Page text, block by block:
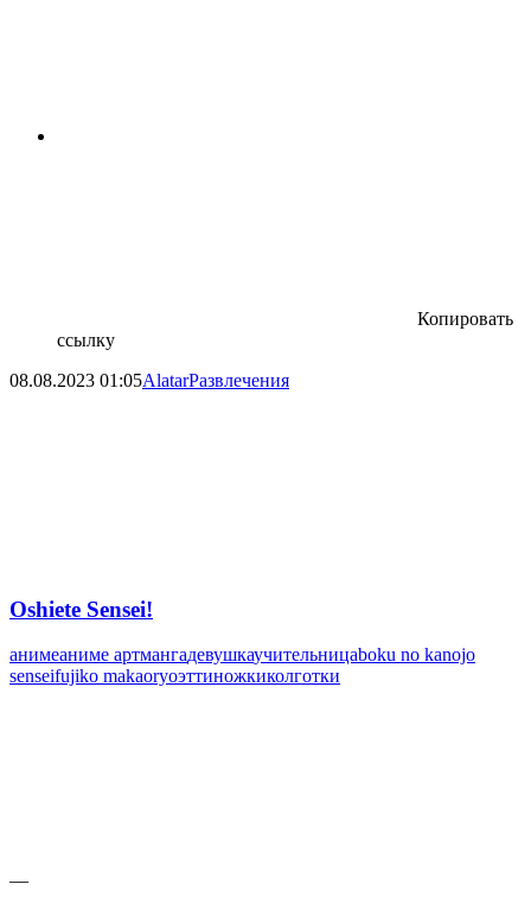
Копировать
ссылку
08.08.2023 01:05AlatarРазвлечения
Oshiete Sensei!
анимеаниме артмангадевушкаучительницаboku no kanojo
senseifujiko makaoryoэттиножкиколготки
—